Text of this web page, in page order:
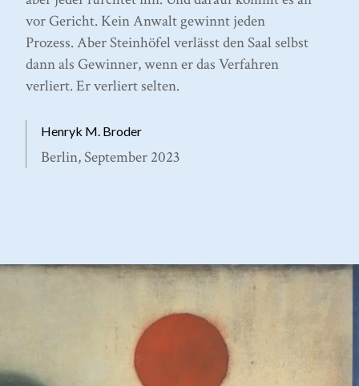
vor Gericht. Kein Anwalt gewinnt jeden
Prozess. Aber Steinhöfel verlässt den Saal selbst
dann als Gewinner, wenn er das Verfahren
verliert. Er verliert selten.
Henryk M. Broder
Berlin, September 2023